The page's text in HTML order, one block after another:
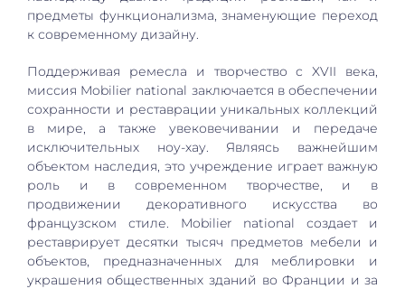
предметы функционализма, знаменующие переход
к современному дизайну.
Поддерживая ремесла и творчество с XVII века,
миссия Mobilier national заключается в обеспечении
сохранности и реставрации уникальных коллекций
в мире, а также увековечивании и передаче
исключительных ноу-хау. Являясь важнейшим
объектом наследия, это учреждение играет важную
роль и в современном творчестве, и в
продвижении декоративного искусства во
французском стиле. Mobilier national создает и
реставрирует десятки тысяч предметов мебели и
объектов, предназначенных для меблировки и
украшения общественных зданий во Франции и за